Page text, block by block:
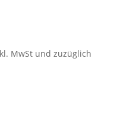
MwSt und zuzüglich